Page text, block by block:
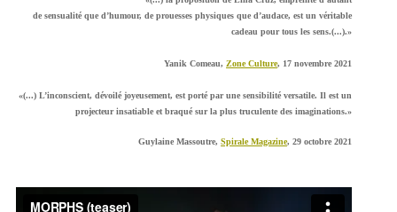
de sensualité que d’humour, de prouesses physiques que d’audace, est un véritable
cadeau pour tous les sens.(...).»
Yanik Comeau,Zone Culture, 17 novembre 2021
«(...) L’inconscient, dévoilé joyeusement, est porté par une sensibilité versatile. Il est un
projecteur insatiable et braqué sur la plus truculente des imaginations.»
Guylaine Massoutre,Spirale Magazine, 29 octobre 2021